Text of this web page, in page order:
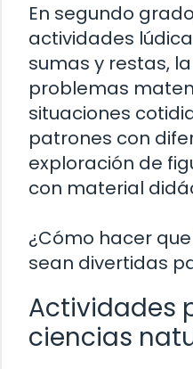
En segundo
actividades
sumas y restas,
problemas
situaciones
patrones con
exploración de
con material
¿Cómo hacer
sean divertidas
Actividades
ciencias